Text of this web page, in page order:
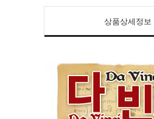
상품상세정보